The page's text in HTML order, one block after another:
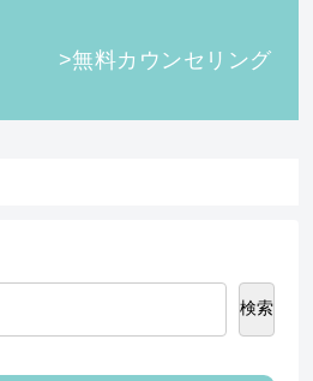
>無料カウンセリング
検索